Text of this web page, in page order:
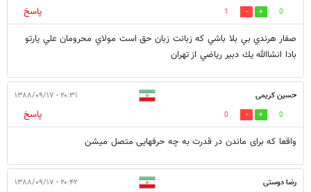
0
1
پاسخ
صفار هرندي بي بلا باشي كه زبانت زبان حق است مولاي محرومان علي يارتو
بادا انشاالله يك دبير رياضي از تهران
حسین کریمی ۲۰:۳۱ - ۱۳۸۸/۰۹/۱۷
0
0
پاسخ
واقعا که برای ماندن در قدرت به چه حرفهایی متصل میشن
رضا دوستی ۲۰:۴۲ - ۱۳۸۸/۰۹/۱۷